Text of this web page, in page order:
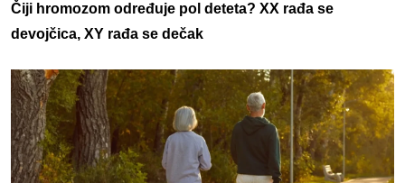
Čiji hromozom određuje pol deteta? XX rađa se
devojčica, XY rađa se dečak